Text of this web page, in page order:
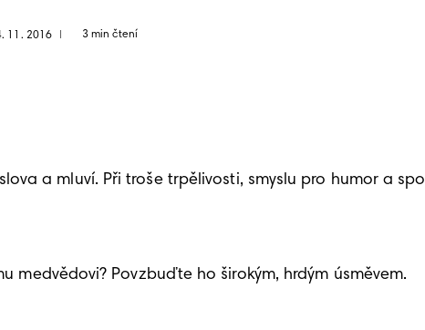
11. 2016 3 min čtení
a mluví. Při troše trpělivosti, smyslu pro humor a
medvědovi? Povzbuďte ho širokým, hrdým úsměvem.